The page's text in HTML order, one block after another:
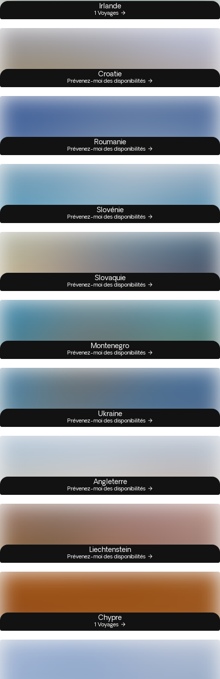
Irlande
1 Voyages
Croatie
Prévenez-moi des disponibilités
Roumanie
Prévenez-moi des disponibilités
Slovénie
Prévenez-moi des disponibilités
Slovaquie
Prévenez-moi des disponibilités
Montenegro
Prévenez-moi des disponibilités
Ukraine
Prévenez-moi des disponibilités
Angleterre
Prévenez-moi des disponibilités
Liechtenstein
Prévenez-moi des disponibilités
Chypre
1 Voyages